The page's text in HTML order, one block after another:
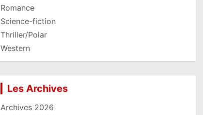
Romance
Science-fiction
Thriller/Polar
Western
Les Archives
Archives 2026